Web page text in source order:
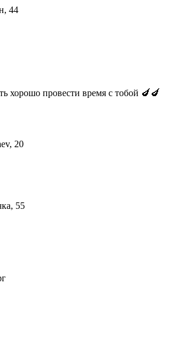
44
хорошо провести время с тобой 🍆🍆
20
55